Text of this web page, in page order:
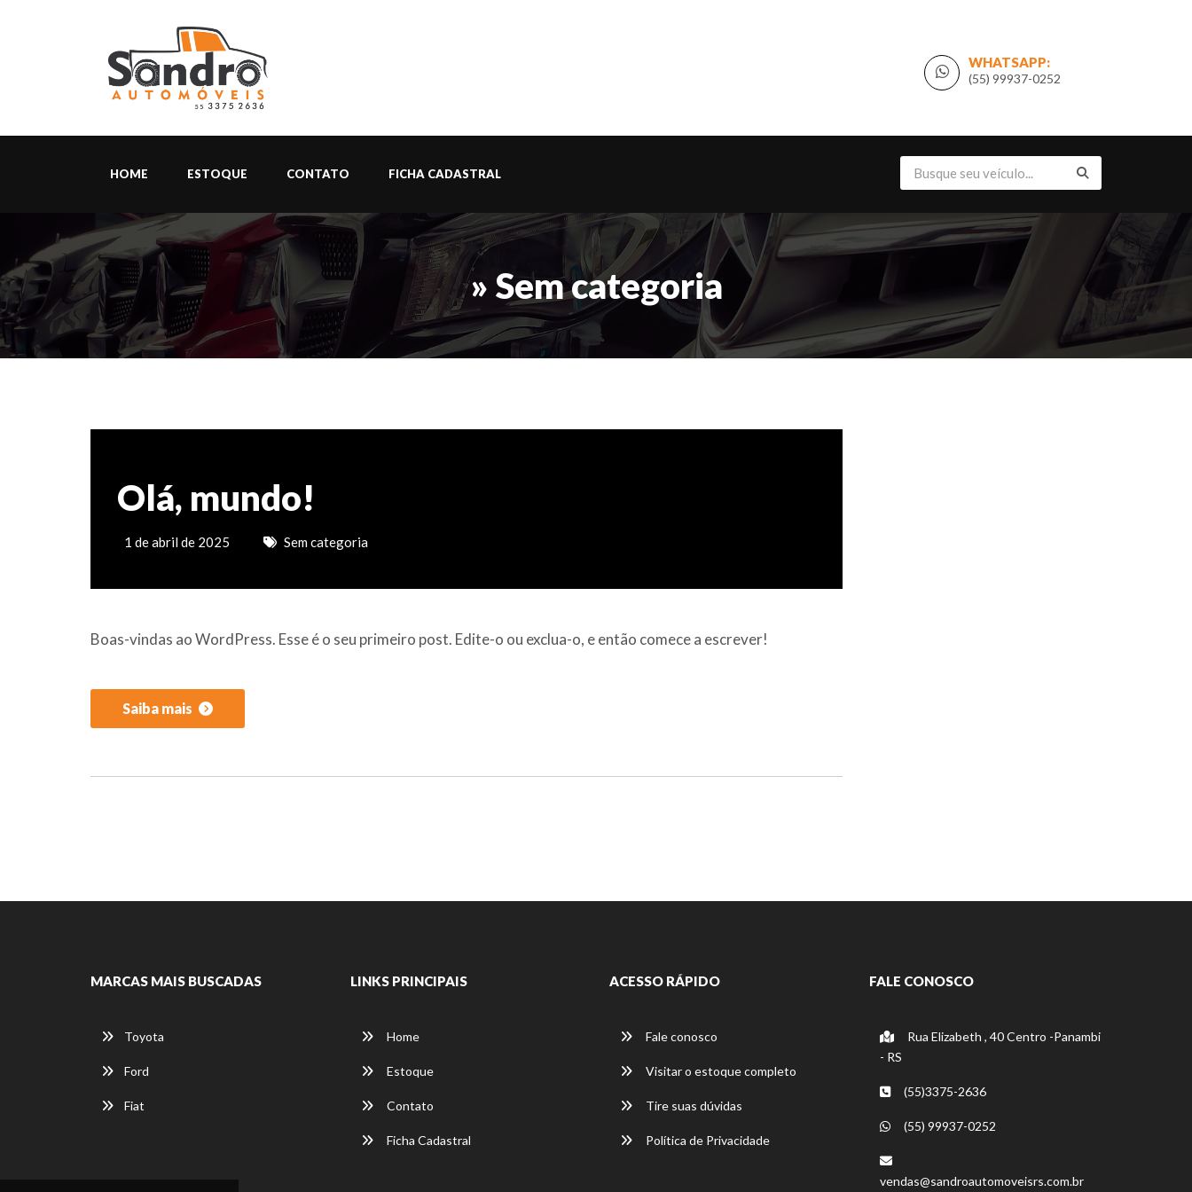
WHATSAPP:
(55) 99937-0252
HOME ESTOQUE CONTATO FICHA CADASTRAL
» Sem categoria
Olá, mundo!
1 de abril de 2025 Sem categoria
Boas-vindas ao WordPress. Esse é o seu primeiro post. Edite-o ou exclua-o, e então comece a escrever!
Saiba mais
MARCAS MAIS BUSCADAS
Toyota
Ford
Fiat
LINKS PRINCIPAIS
Home
Estoque
Contato
Ficha Cadastral
ACESSO RÁPIDO
Fale conosco
Visitar o estoque completo
Tire suas dúvidas
Política de Privacidade
FALE CONOSCO
Rua Elizabeth , 40 Centro -Panambi
- RS
(55)3375-2636
(55) 99937-0252
vendas@sandroautomoveisrs.com.br